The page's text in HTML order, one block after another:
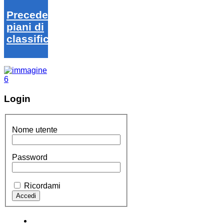
Precedenti
piani di
classifica
Login
Nome utente
Password
Ricordami